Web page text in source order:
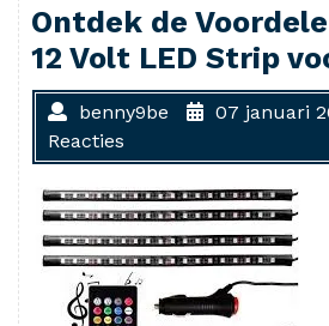
Ontdek de
12 Volt LED Strip
benny9be 07 januari
Reacties